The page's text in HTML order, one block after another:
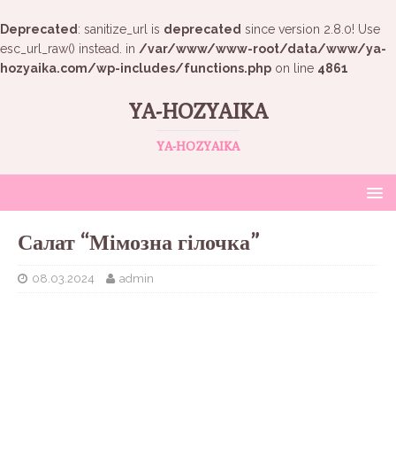
Deprecated : sanitize_url is deprecated since version 2.8.0! Use
esc_url_raw() instead. in /var/www/www-root/data/www/ya-
hozyaika.com/wp-includes/functions.php on line 4861
YA-HOZYAIKA
YA-HOZYAIKA
Салат “Мімозна гілочка”
08.03.2024 admin